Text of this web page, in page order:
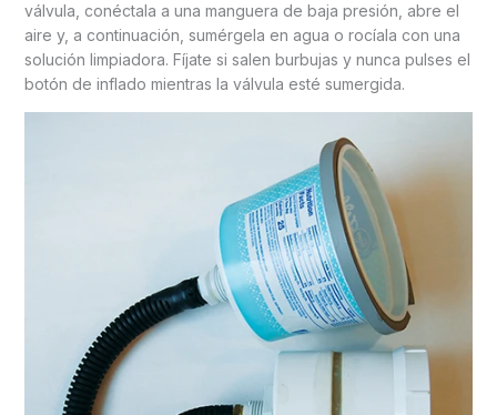
válvula, conéctala a una manguera de baja presión, abre el
aire y, a continuación, sumérgela en agua o rocíala con una
solución limpiadora. Fíjate si salen burbujas y nunca pulses el
botón de inflado mientras la válvula esté sumergida.